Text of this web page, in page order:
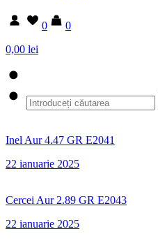
0
0
0,00 lei
Inel Aur 4.47 GR E2041
22 ianuarie 2025
Cercei Aur 2.89 GR E2043
22 ianuarie 2025